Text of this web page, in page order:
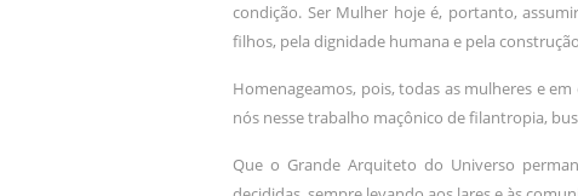
condição. Ser Mulher hoje é, portanto,
filhos, pela dignidade humana e pela
Homenageamos, pois, todas as mulheres e
nós nesse trabalho maçônico de filantropia,
Que o Grande Arquiteto do Universo